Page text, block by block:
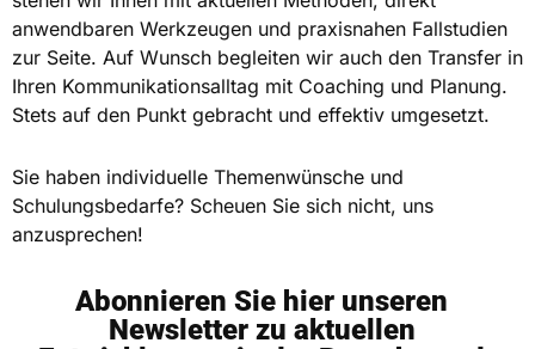
anwendbaren Werkzeugen und praxisnahen Fallstudien
zur Seite. Auf Wunsch begleiten wir auch den Transfer in
Ihren Kommunikationsalltag mit Coaching und Planung.
Stets auf den Punkt gebracht und effektiv umgesetzt.
Sie haben individuelle Themenwünsche und
Schulungsbedarfe? Scheuen Sie sich nicht, uns
anzusprechen!
Abonnieren Sie hier unseren
Newsletter zu aktuellen